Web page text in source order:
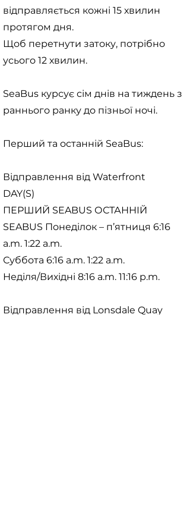
відправляється кожні 15 хвилин
протягом дня.
Щоб перетнути затоку, потрібно
усього 12 хвилин.
SeaBus курсує сім днів на тиждень з
раннього ранку до пізньої ночі.
Перший та останній SeaBus:
Відправлення від Waterfront
DAY(S)
ПЕРШИЙ SEABUS ОСТАННІЙ
SEABUS Понеділок – п’ятниця 6:16
a.m. 1:22 a.m.
Суббота 6:16 a.m. 1:22 a.m.
Неділя/Вихідні 8:16 a.m. 11:16 p.m.
Відправлення від Lonsdale Quay